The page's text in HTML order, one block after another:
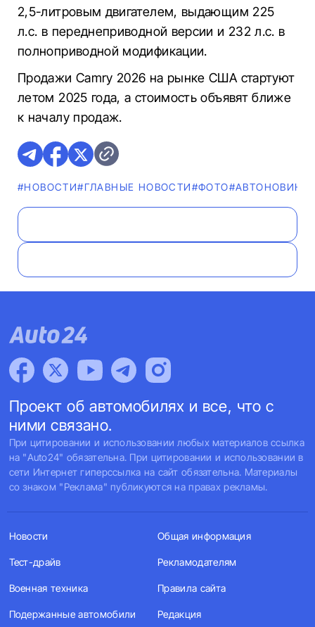
2,5-литровым двигателем, выдающим 225
л.с. в переднеприводной версии и 232 л.с. в
полноприводной модификации.
Продажи Camry 2026 на рынке США стартуют
летом 2025 года, а стоимость объявят ближе
к началу продаж.
#НОВОСТИ#ГЛАВНЫЕ НОВОСТИ#ФОТО
Проект об автомобилях и все, что с
ними связано.
При цитировании и использовании любых материалов ссылка
на "Auto24" обязательна. При цитировании и использовании в
сети Интернет гиперссылка на сайт обязательна. Материалы
со знаком "Реклама" публикуются на правах рекламы.
Новости
Тест-драйв
Военная техника
Подержанные автомобили
Общая информация
Рекламодателям
Правила сайта
Редакция